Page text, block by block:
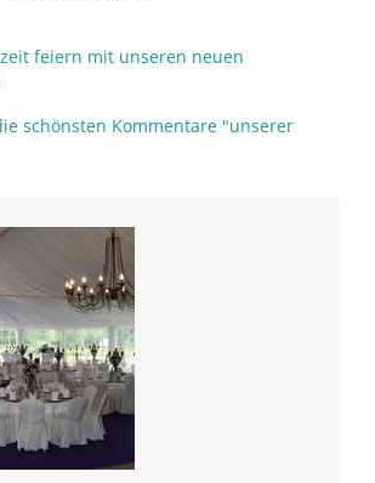
feiern mit unseren neuen
schönsten Kommentare "unserer